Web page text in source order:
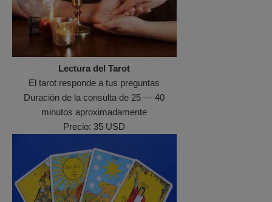
Lectura del Tarot
El tarot responde a tus preguntas
Duración de la consulta de 25 — 40
minutos aproximadamente
Precio: 35 USD